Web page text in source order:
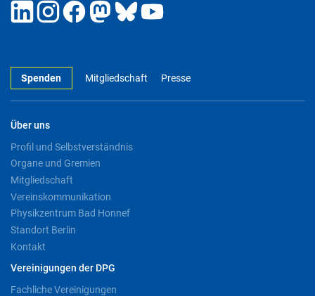
Spenden Mitgliedschaft Presse
Über uns
Profil und Selbstverständnis
Organe und Gremien
Mitgliedschaft
Vereinskommunikation
Physikzentrum Bad Honnef
Standort Berlin
Kontakt
Vereinigungen der DPG
Fachliche Vereinigungen